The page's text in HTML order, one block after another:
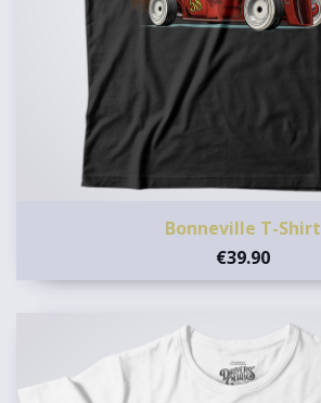
Bonneville T-Shirt
€39.90